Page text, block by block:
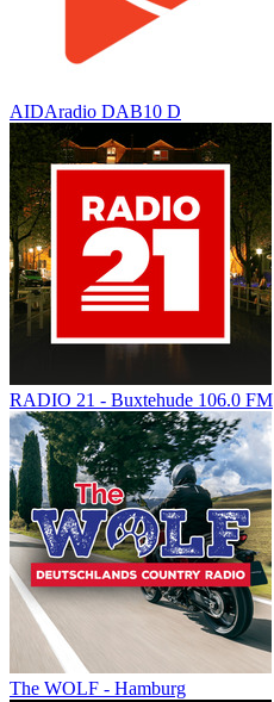
AIDAradio DAB10 D
RADIO 21 - Buxtehude 106.0 FM
The WOLF - Hamburg